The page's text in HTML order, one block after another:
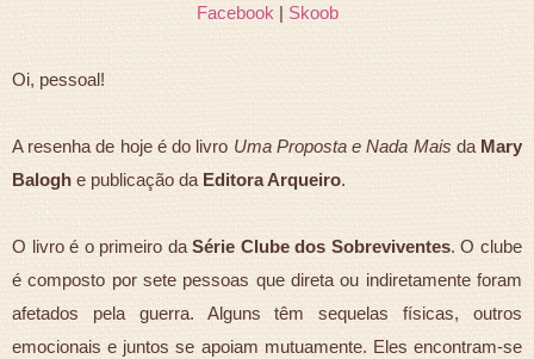
Facebook|Skoob
Oi, pessoal!
A resenha de hoje é do livro Uma Proposta e Nada Mais daMary
Balogh e publicação daEditora Arqueiro.
O livro é o primeiro daSérie Clube dos Sobreviventes. O clube
é composto por sete pessoas que direta ou indiretamente foram
afetados pela guerra. Alguns têm sequelas físicas, outros
emocionais e juntos se apoiam mutuamente. Eles encontram-se